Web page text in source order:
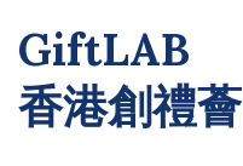
GiftLAB
香港創禮薈